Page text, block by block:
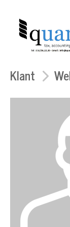
Klant